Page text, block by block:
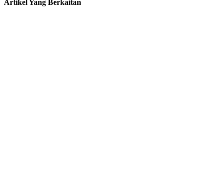
Artikel Yang Berkaitan